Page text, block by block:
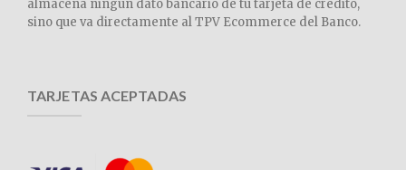
almacena ningún dato bancario de tu tarjeta de crédito,
sino que va directamente al TPV Ecommerce del Banco.
TARJETAS ACEPTADAS